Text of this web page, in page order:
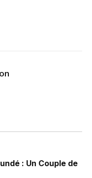
: Un Couple de